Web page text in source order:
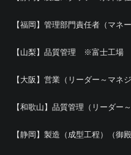
【福岡】管理部門責任者（マネー
【山梨】品質管理 ※富士工場
【大阪】営業（リーダー～マネ
【和歌山】品質管理（リーダー
【静岡】製造（成型工程）（御殿